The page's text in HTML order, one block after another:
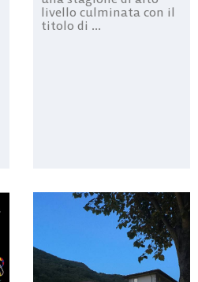
livello culminata con il
titolo di ...